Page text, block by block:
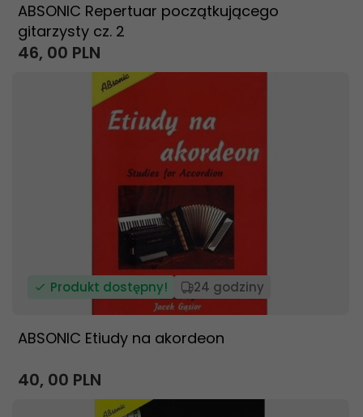
ABSONIC Repertuar początkującego
gitarzysty cz. 2
46, 00 PLN
Produkt dostępny! 24 godziny
ABSONIC Etiudy na akordeon
40, 00 PLN